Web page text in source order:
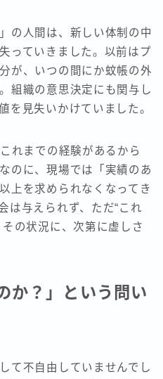
の人間は、新しい体制の中
っていきました。以前はプ
が、いつの間にか蚊帳の外
組織の意思決定にも関与し
を見失いかけていました。
れまでの経験があるから
のに、現場では「実績のあ
上を求められなくなってき
は与えられず、ただ“これ
の状況に、次第に虚しさ
か？」という問い
て不自由していませんでし